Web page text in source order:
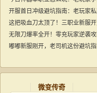
发育，实现装备自
开服首日冲级避坑指南：老玩家
这把吸血刀太顶了！三职业新服
能出极品
无限刀爆率全开！零充玩家逆袭
嘟嘟新服刚开，老司机这份避坑
微变传奇